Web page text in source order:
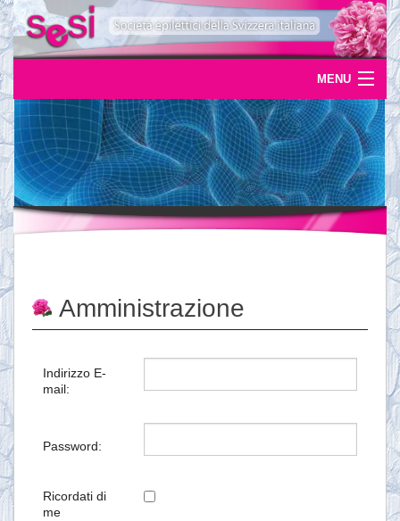
MENU
Home
Uscite
Eventi
News
Servizi
Ordinazioni
Amministrazione
Indirizzo E-
mail:
Password:
Ricordati di
me